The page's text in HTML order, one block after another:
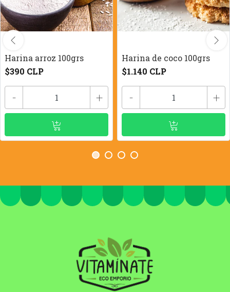
Harina arroz 100grs
$390 CLP
- +
Harina de coco 100grs
$1.140 CLP
- +